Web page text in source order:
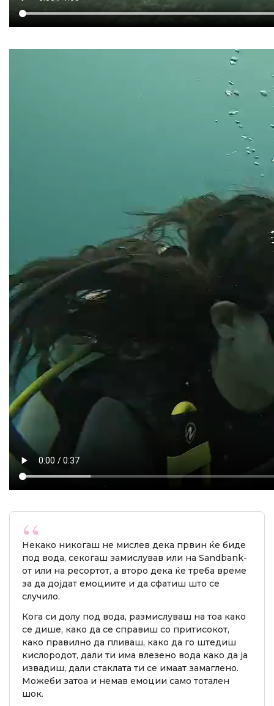
Некако никогаш не мислев дека првин ќе биде
под вода, секогаш замислував или на Sandbank-
от или на ресортот, а второ дека ќе треба време
за да дојдат емоциите и да сфатиш што се
случило.
Кога си долу под вода, размислуваш на тоа како
се дише, како да се справиш со притисокот,
како правилно да пливаш, како да го штедиш
кислородот, дали ти има влезено вода како да ја
извадиш, дали стаклата ти се имаат замаглено.
Можеби затоа и немав емоции само тотален
шок.